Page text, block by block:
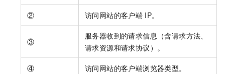
② 访问网站的客户端 IP。
③
服务器收到的请求信息（含请求方法、
请求资源和请求协议）。
④ 访问网站的客户端浏览器类型。